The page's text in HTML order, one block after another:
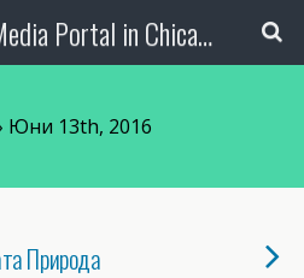
The Bulgarian Media Portal in Chicago
Юни 13th, 2016
Природа